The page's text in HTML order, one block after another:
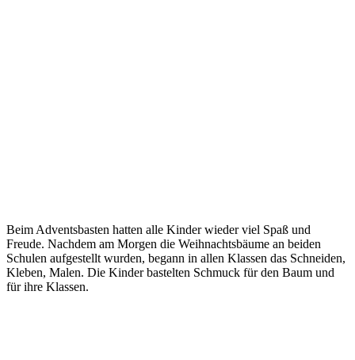
Beim Adventsbasten hatten alle Kinder wieder viel Spaß und
Freude. Nachdem am Morgen die Weihnachtsbäume an beiden
Schulen aufgestellt wurden, begann in allen Klassen das Schneiden,
Kleben, Malen. Die Kinder bastelten Schmuck für den Baum und
für ihre Klassen.